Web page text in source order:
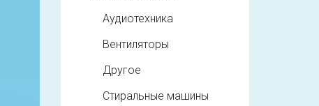
Аудиотехника
Вентиляторы
Другое
Стиральные машины